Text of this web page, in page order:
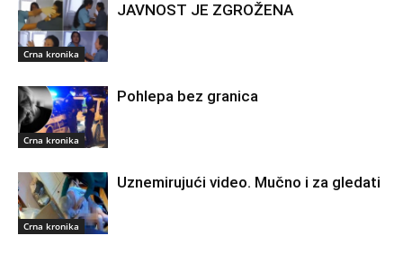
Crna kronika
JAVNOST JE ZGROŽENA
Crna kronika
Pohlepa bez granica
Crna kronika
Uznemirujući video. Mučno i za gledati